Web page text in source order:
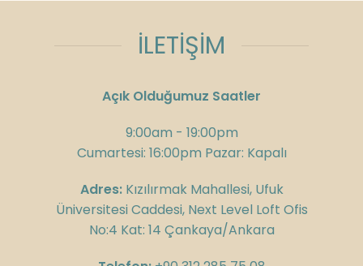
İLETİŞİM
Açık Olduğumuz Saatler
9:00am - 19:00pm
Cumartesi: 16:00pm Pazar: Kapalı
Adres:Kızılırmak Mahallesi, Ufuk
Üniversitesi Caddesi, Next Level Loft Ofis
No:4 Kat: 14 Çankaya/Ankara